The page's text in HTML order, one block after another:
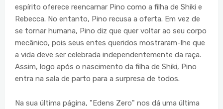
espírito oferece reencarnar Pino como a filha de Shiki e
Rebecca. No entanto, Pino recusa a oferta. Em vez de
se tornar humana, Pino diz que quer voltar ao seu corpo
mecânico, pois seus entes queridos mostraram-lhe que
a vida deve ser celebrada independentemente da raça.
Assim, logo após o nascimento da filha de Shiki, Pino
entra na sala de parto para a surpresa de todos.
Na sua última página, "Edens Zero" nos dá uma última